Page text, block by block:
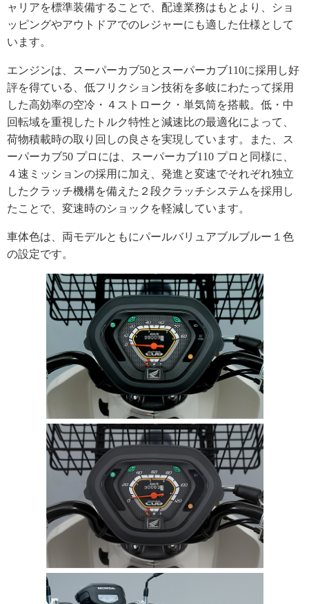
ャリアを標準装備することで、配達業務はもとより、ショ
ッピングやアウトドアでのレジャーにも適した仕様として
います。
エンジンは、スーパーカブ50とスーパーカブ110に採用し好
評を得ている、低フリクション技術を多岐にわたって採用
した高効率の空冷・４ストローク・単気筒を搭載。低・中
回転域を重視したトルク特性と減速比の最適化によって、
荷物積載時の取り回しの良さを実現しています。また、ス
ーパーカブ50 プロには、スーパーカブ110 プロと同様に、
４速ミッションの採用に加え、発進と変速でそれぞれ独立
したクラッチ機構を備えた２段クラッチシステムを採用し
たことで、変速時のショックを軽減しています。
車体色は、両モデルともにパールバリュアブルブルー１色
の設定です。